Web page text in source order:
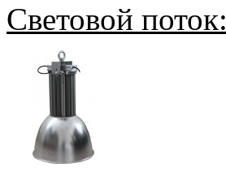
Световой поток: